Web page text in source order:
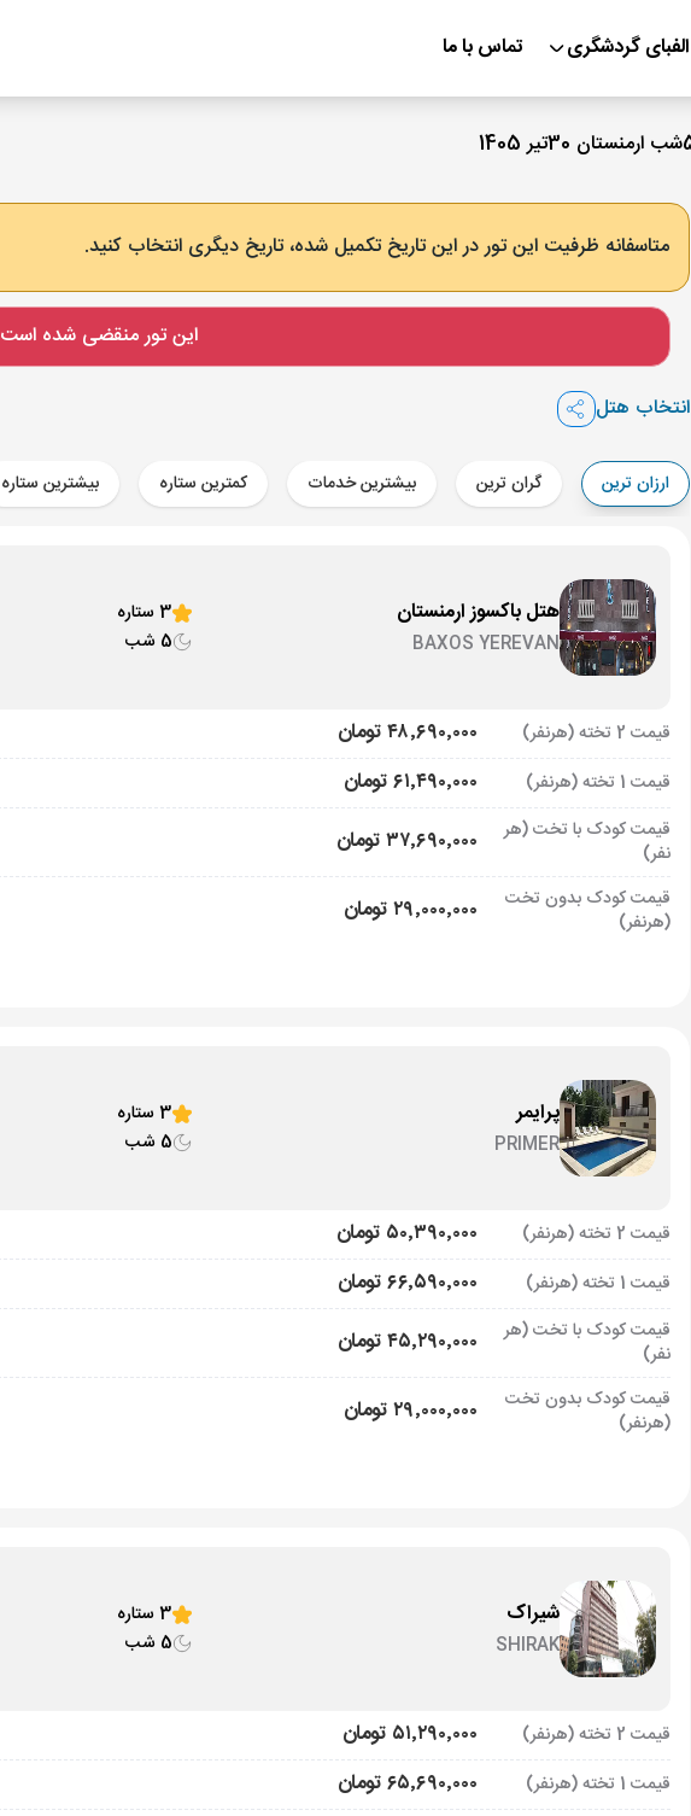
الفبای گردشگری تماس با ما
متاسفانه ظرفیت این تور در این تاریخ تکمیل شده، تاریخ دیگری انتخاب کنید.
این تور منقضی شده است
انتخاب هتل
ارزان ترین گران ترین بیشترین خدمات کمترین ستاره بیشترین ستاره
هتل باکسوز ارمنستان
BAXOS YEREVAN
3 ستاره
5 شب
قیمت 2 تخته (هرنفر) ۴۸٬۶۹۰٬۰۰۰ تومان
قیمت 1 تخته (هرنفر) ۶۱٬۴۹۰٬۰۰۰ تومان
قیمت کودک با تخت (هر
نفر)
۳۷٬۶۹۰٬۰۰۰ تومان
قیمت کودک بدون تخت
(هرنفر)
۲۹٬۰۰۰٬۰۰۰ تومان
پرایمر
PRIMER
3 ستاره
5 شب
قیمت 2 تخته (هرنفر) ۵۰٬۳۹۰٬۰۰۰ تومان
قیمت 1 تخته (هرنفر) ۶۶٬۵۹۰٬۰۰۰ تومان
قیمت کودک با تخت (هر
نفر)
۴۵٬۲۹۰٬۰۰۰ تومان
قیمت کودک بدون تخت
(هرنفر)
۲۹٬۰۰۰٬۰۰۰ تومان
شیراک
SHIRAK
3 ستاره
5 شب
قیمت 2 تخته (هرنفر) ۵۱٬۲۹۰٬۰۰۰ تومان
قیمت 1 تخته (هرنفر) ۶۵٬۶۹۰٬۰۰۰ تومان